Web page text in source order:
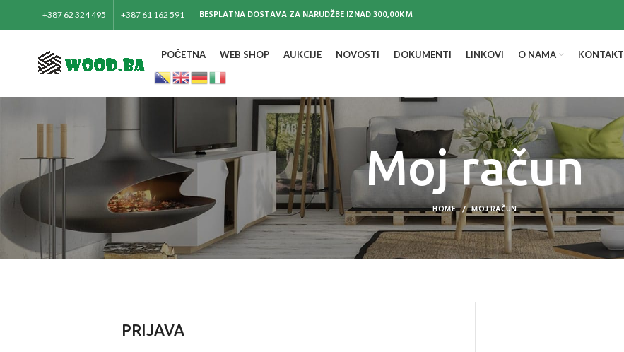
+387 62 324 495 +387 61 162 591 BESPLATNA DOSTAVA ZA NARUDŽBE IZNAD 300,00KM
POČETNA WEB SHOP AUKCIJE NOVOSTI DOKUMENTI LINKOVI O NAMA KONTAKT
Moj račun
HOME MOJ RAČUN
PRIJAVA